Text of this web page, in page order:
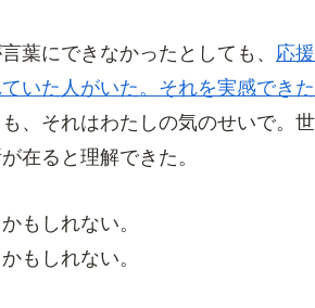
葉にできなかったとしても、 応
いた人がいた。それを実感できた
、それはわたしの気のせいで。
在ると理解できた。
もしれない。
もしれない。